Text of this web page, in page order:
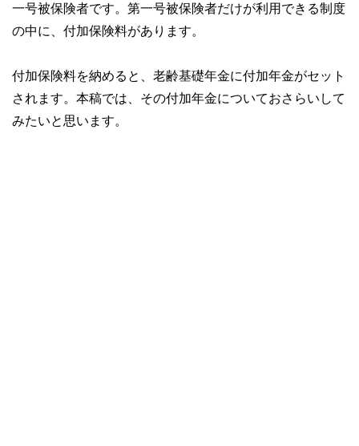
一号被保険者です。第一号被保険者だけが利用できる制度
の中に、付加保険料があります。
付加保険料を納めると、老齢基礎年金に付加年金がセット
されます。本稿では、その付加年金についておさらいして
みたいと思います。